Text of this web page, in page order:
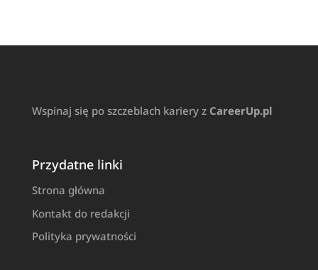
Wspinaj się po szczeblach kariery z CareerUp.pl
Przydatne linki
Strona główna
Kontakt do redakcji
Polityka prywatności